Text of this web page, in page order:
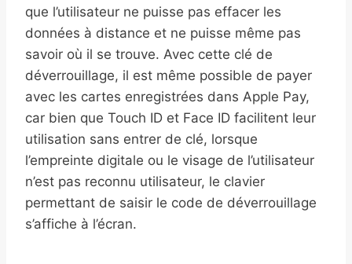
que l’utilisateur ne puisse pas effacer les
données à distance et ne puisse même pas
savoir où il se trouve. Avec cette clé de
déverrouillage, il est même possible de payer
avec les cartes enregistrées dans Apple Pay,
car bien que Touch ID et Face ID facilitent leur
utilisation sans entrer de clé, lorsque
l’empreinte digitale ou le visage de l’utilisateur
n’est pas reconnu utilisateur, le clavier
permettant de saisir le code de déverrouillage
s’affiche à l’écran.